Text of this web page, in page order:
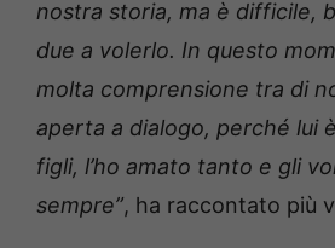
nostra storia, ma è difficile,
due a volerlo. In questo
molta comprensione tra di
aperta a dialogo, perché lui
figli, l’ho amato tanto e gli
sempre”, ha raccontato più